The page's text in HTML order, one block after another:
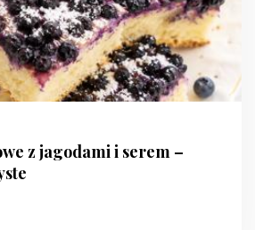
z jagodami i serem –